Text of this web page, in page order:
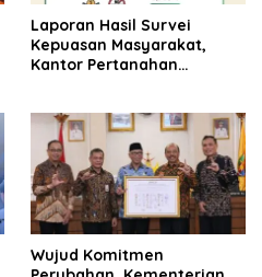
Laporan Hasil Survei
Kepuasan Masyarakat,
Kantor Pertanahan
Wujud Komitmen